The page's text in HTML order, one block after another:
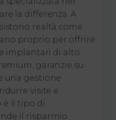
la differenza. A
realtà come
proprio per offrire
implantari di alto
garanzie su
una gestione
visite e
è il tipo di
il risparmio